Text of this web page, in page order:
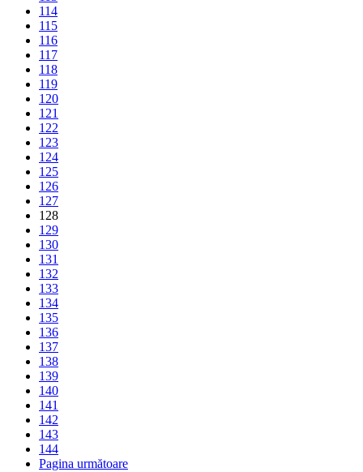
114
115
116
117
118
119
120
121
122
123
124
125
126
127
128
129
130
131
132
133
134
135
136
137
138
139
140
141
142
143
144
Pagina următoare